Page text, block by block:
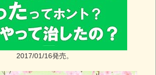
2017/01/16発売。